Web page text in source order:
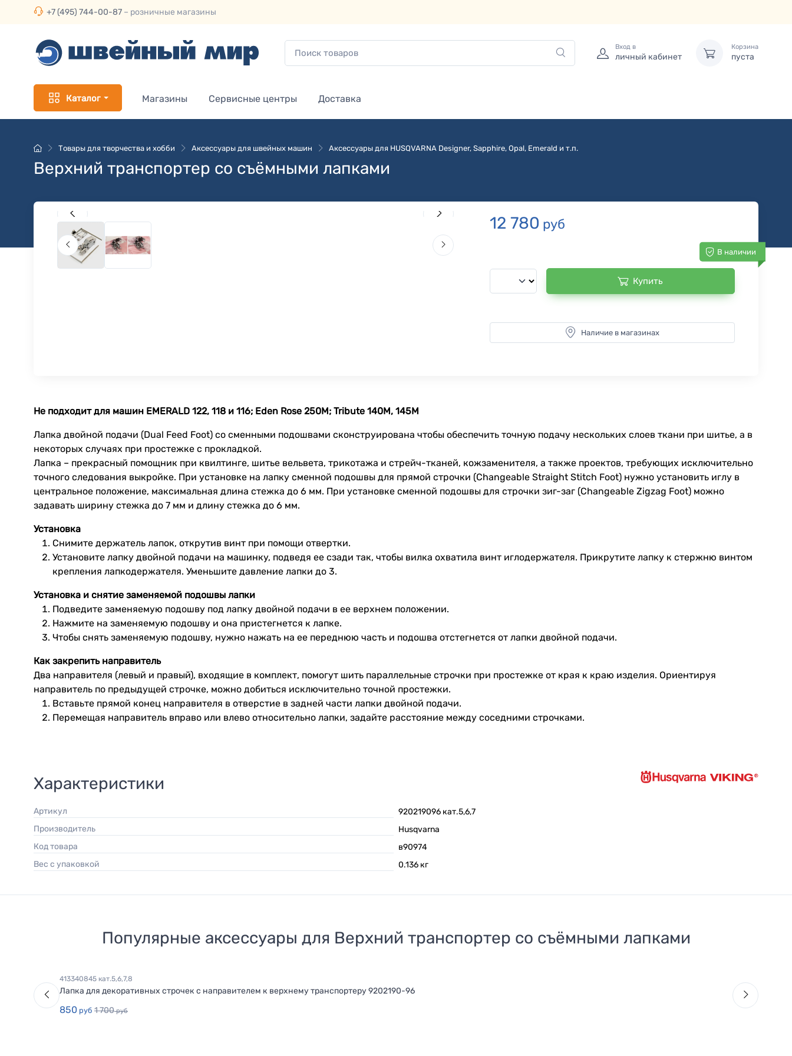
+7 (495) 744-00-87 – розничные магазины
Вход в
личный кабинет
Корзина
пуста
Каталог Магазины Сервисные центры Доставка
Товары для творчества и хобби Аксессуары для швейных машин Аксессуары для HUSQVARNA Designer, Sapphire, Opal, Emerald и т.п.
Верхний транспортер со съёмными лапками
12 780 руб
В наличии
Купить
Наличие в магазинах
Не подходит для машин EMERALD 122, 118 и 116; Eden Rose 250M; Tribute 140M, 145M
Лапка двойной подачи (Dual Feed Foot) со сменными подошвами сконструирована чтобы обеспечить точную подачу нескольких слоев ткани при шитье, а в
некоторых случаях при простежке с прокладкой.
Лапка – прекрасный помощник при квилтинге, шитье вельвета, трикотажа и стрейч-тканей, кожзаменителя, а также проектов, требующих исключительно
точного следования выкройке. При установке на лапку сменной подошвы для прямой строчки (Changeable Straight Stitch Foot) нужно установить иглу в
центральное положение, максимальная длина стежка до 6 мм. При установке сменной подошвы для строчки зиг-заг (Changeable Zigzag Foot) можно
задавать ширину стежка до 7 мм и длину стежка до 6 мм.
Установка
Снимите держатель лапок, открутив винт при помощи отвертки.
Установите лапку двойной подачи на машинку, подведя ее сзади так, чтобы вилка охватила винт иглодержателя. Прикрутите лапку к стержню винтом
крепления лапкодержателя. Уменьшите давление лапки до 3.
Установка и снятие заменяемой подошвы лапки
Подведите заменяемую подошву под лапку двойной подачи в ее верхнем положении.
Нажмите на заменяемую подошву и она пристегнется к лапке.
Чтобы снять заменяемую подошву, нужно нажать на ее переднюю часть и подошва отстегнется от лапки двойной подачи.
Как закрепить направитель
Два направителя (левый и правый), входящие в комплект, помогут шить параллельные строчки при простежке от края к краю изделия. Ориентируя
направитель по предыдущей строчке, можно добиться исключительно точной простежки.
Вставьте прямой конец направителя в отверстие в задней части лапки двойной подачи.
Перемещая направитель вправо или влево относительно лапки, задайте расстояние между соседними строчками.
Характеристики
Артикул
920219096 кат.5,6,7
Производитель
Husqvarna
Код товара
в90974
Вес с упаковкой
0.136 кг
Популярные аксессуары для Верхний транспортер со съёмными лапками
413340845 кат.5,6,7,8
Лапка для декоративных строчек с направителем к верхнему транспортеру 9202190-96
850 руб 1 700руб